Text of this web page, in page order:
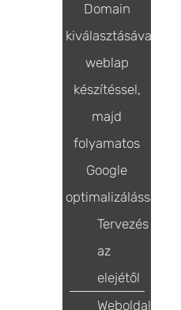
Domain
kiválasztásával,
weblap
készítéssel,
majd
folyamatos
Google
optimalizálással
Tervezés
az
elejétől
Weboldal